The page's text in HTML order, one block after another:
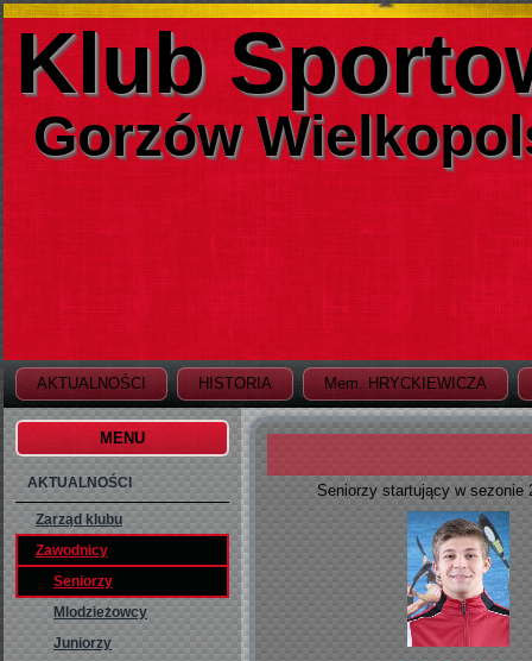
Klub
Gorzów
AKTUALNOŚCI HISTORIA Mem. HRYCKIEWICZA
MENU
AKTUALNOŚCI
Zarząd klubu
Zawodnicy
Seniorzy
Mlodzieżowcy
Juniorzy
Seniorzy startujący w sezonie